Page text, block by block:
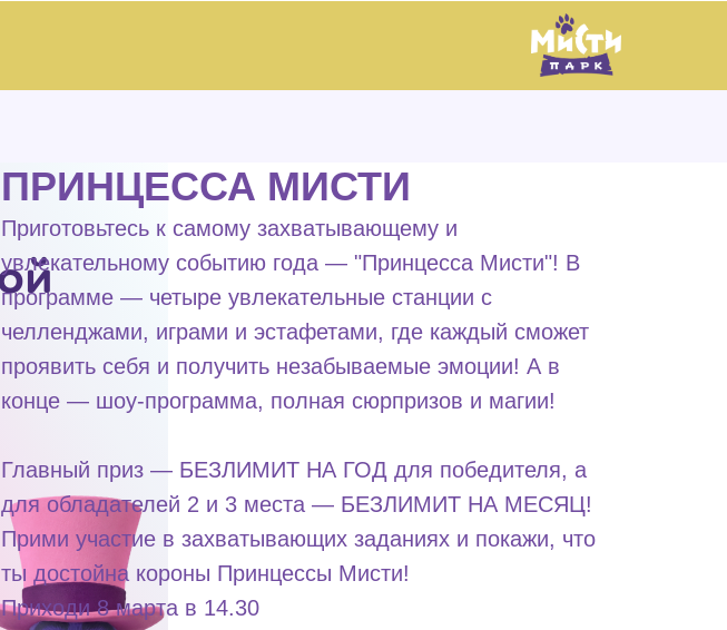
ПРИНЦЕССА МИСТИ
Приготовьтесь к самому захватывающему и
увлекательному событию года — "Принцесса Мисти"! В
программе — четыре увлекательные станции с
челленджами, играми и эстафетами, где каждый сможет
проявить себя и получить незабываемые эмоции! А в
конце — шоу-программа, полная сюрпризов и магии!
Главный приз — БЕЗЛИМИТ НА ГОД для победителя, а
для обладателей 2 и 3 места — БЕЗЛИМИТ НА МЕСЯЦ!
Прими участие в захватывающих заданиях и покажи, что
ты достойна короны Принцессы Мисти!
Приходи 8 марта в 14.30